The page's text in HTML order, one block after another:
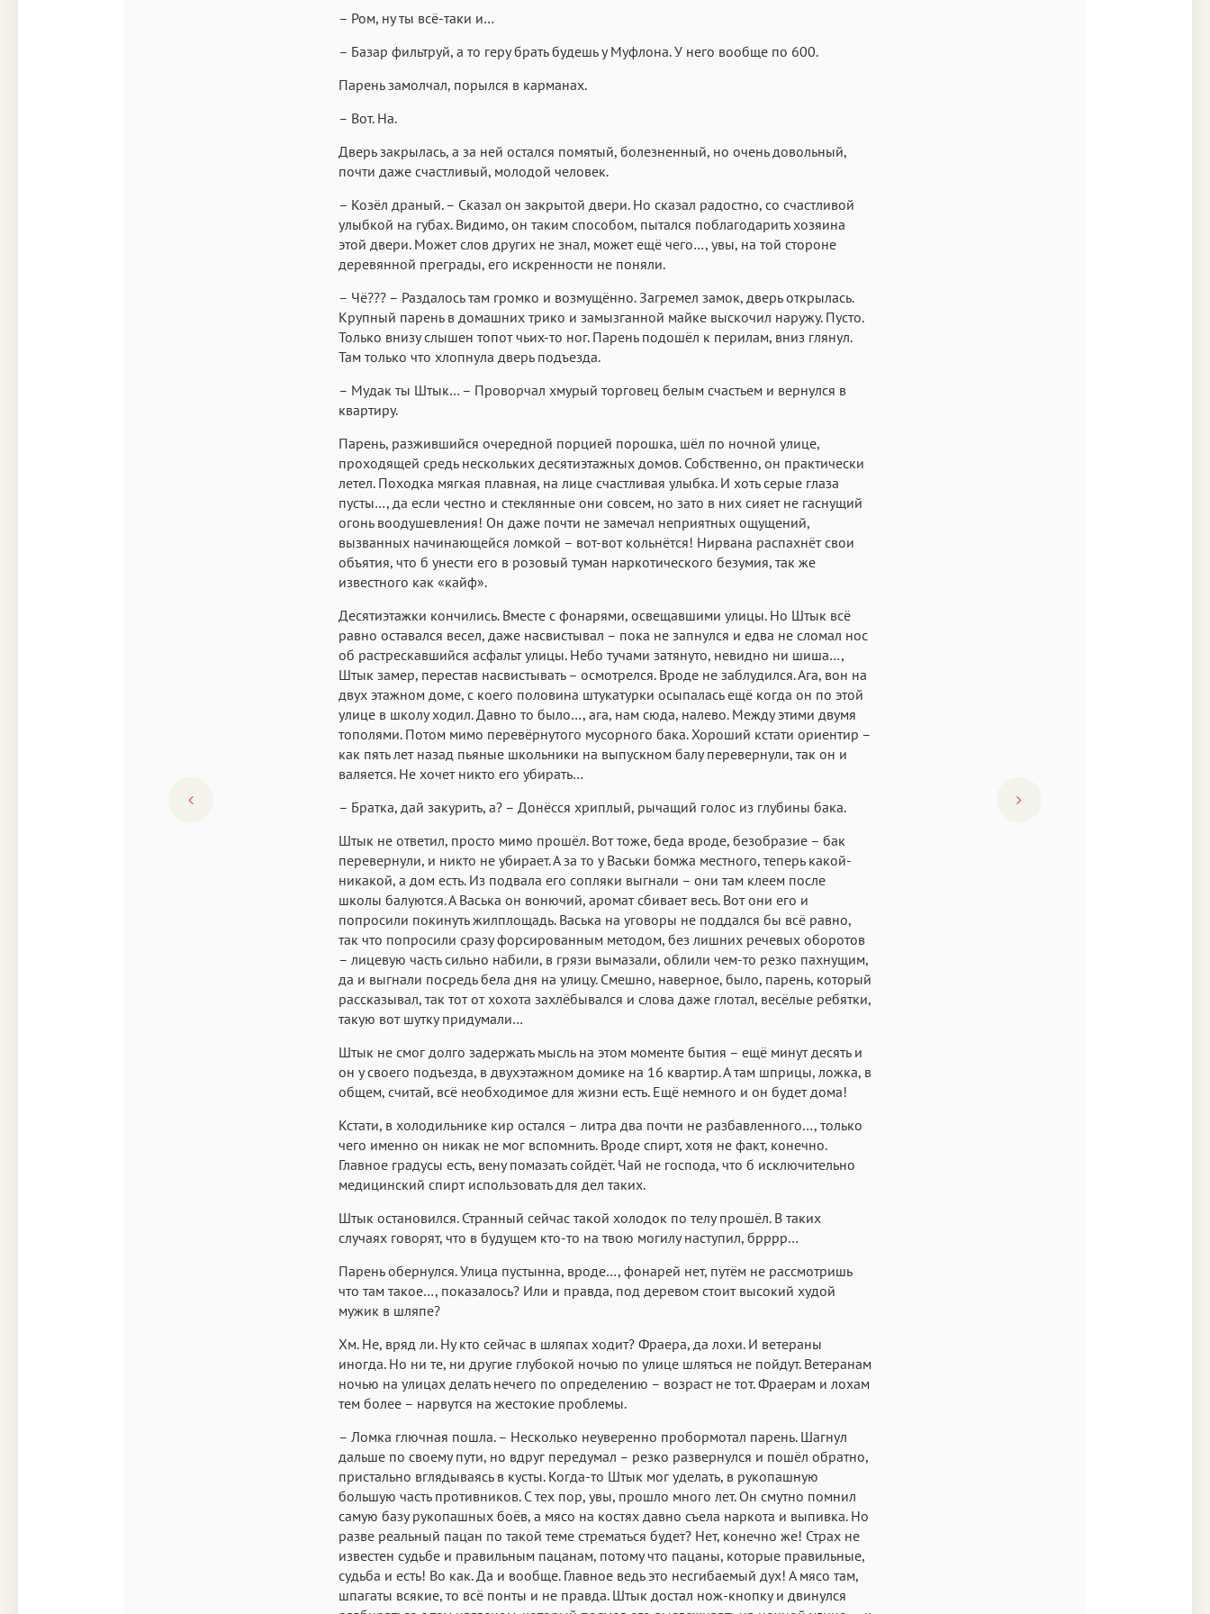
Аа
Helvetica Neue Arial Georgia Times New Roman
Аа
– Ром, ну ты всё-таки и…
– Базар фильтруй, а то геру брать будешь у Муфлона. У него вообще по 600.
Парень замолчал, порылся в карманах.
– Вот. На.
Дверь закрылась, а за ней остался помятый, болезненный, но очень довольный,
почти даже счастливый, молодой человек.
– Козёл драный. – Сказал он закрытой двери. Но сказал радостно, со счастливой
улыбкой на губах. Видимо, он таким способом, пытался поблагодарить хозяина
этой двери. Может слов других не знал, может ещё чего…, увы, на той стороне
деревянной преграды, его искренности не поняли.
– Чё??? – Раздалось там громко и возмущённо. Загремел замок, дверь открылась.
Крупный парень в домашних трико и замызганной майке выскочил наружу. Пусто.
Только внизу слышен топот чьих-то ног. Парень подошёл к перилам, вниз глянул.
Там только что хлопнула дверь подъезда.
– Мудак ты Штык… – Проворчал хмурый торговец белым счастьем и вернулся в
квартиру.
Парень, разжившийся очередной порцией порошка, шёл по ночной улице,
проходящей средь нескольких десятиэтажных домов. Собственно, он практически
летел. Походка мягкая плавная, на лице счастливая улыбка. И хоть серые глаза
пусты…, да если честно и стеклянные они совсем, но зато в них сияет не гаснущий
огонь воодушевления! Он даже почти не замечал неприятных ощущений,
вызванных начинающейся ломкой – вот-вот кольнётся! Нирвана распахнёт свои
объятия, что б унести его в розовый туман наркотического безумия, так же
известного как «кайф».
Десятиэтажки кончились. Вместе с фонарями, освещавшими улицы. Но Штык всё
равно оставался весел, даже насвистывал – пока не запнулся и едва не сломал нос
об растрескавшийся асфальт улицы. Небо тучами затянуто, невидно ни шиша…,
Штык замер, перестав насвистывать – осмотрелся. Вроде не заблудился. Ага, вон на
двух этажном доме, с коего половина штукатурки осыпалась ещё когда он по этой
улице в школу ходил. Давно то было…, ага, нам сюда, налево. Между этими двумя
тополями. Потом мимо перевёрнутого мусорного бака. Хороший кстати ориентир –
как пять лет назад пьяные школьники на выпускном балу перевернули, так он и
валяется. Не хочет никто его убирать…
– Братка, дай закурить, а? – Донёсся хриплый, рычащий голос из глубины бака.
Штык не ответил, просто мимо прошёл. Вот тоже, беда вроде, безобразие – бак
перевернули, и никто не убирает. А за то у Васьки бомжа местного, теперь какой-
никакой, а дом есть. Из подвала его сопляки выгнали – они там клеем после
школы балуются. А Васька он вонючий, аромат сбивает весь. Вот они его и
попросили покинуть жилплощадь. Васька на уговоры не поддался бы всё равно,
так что попросили сразу форсированным методом, без лишних речевых оборотов
– лицевую часть сильно набили, в грязи вымазали, облили чем-то резко пахнущим,
да и выгнали посредь бела дня на улицу. Смешно, наверное, было, парень, который
рассказывал, так тот от хохота захлёбывался и слова даже глотал, весёлые ребятки,
такую вот шутку придумали…
Штык не смог долго задержать мысль на этом моменте бытия – ещё минут десять и
он у своего подъезда, в двухэтажном домике на 16 квартир. А там шприцы, ложка, в
общем, считай, всё необходимое для жизни есть. Ещё немного и он будет дома!
Кстати, в холодильнике кир остался – литра два почти не разбавленного…, только
чего именно он никак не мог вспомнить. Вроде спирт, хотя не факт, конечно.
Главное градусы есть, вену помазать сойдёт. Чай не господа, что б исключительно
медицинский спирт использовать для дел таких.
Штык остановился. Странный сейчас такой холодок по телу прошёл. В таких
случаях говорят, что в будущем кто-то на твою могилу наступил, брррр…
Парень обернулся. Улица пустынна, вроде…, фонарей нет, путём не рассмотришь
что там такое…, показалось? Или и правда, под деревом стоит высокий худой
мужик в шляпе?
Хм. Не, вряд ли. Ну кто сейчас в шляпах ходит? Фраера, да лохи. И ветераны
иногда. Но ни те, ни другие глубокой ночью по улице шляться не пойдут. Ветеранам
ночью на улицах делать нечего по определению – возраст не тот. Фраерам и лохам
тем более – нарвутся на жестокие проблемы.
– Ломка глючная пошла. – Несколько неуверенно пробормотал парень. Шагнул
дальше по своему пути, но вдруг передумал – резко развернулся и пошёл обратно,
пристально вглядываясь в кусты. Когда-то Штык мог уделать, в рукопашную
большую часть противников. С тех пор, увы, прошло много лет. Он смутно помнил
самую базу рукопашных боёв, а мясо на костях давно съела наркота и выпивка. Но
разве реальный пацан по такой теме стрематься будет? Нет, конечно же! Страх не
известен судьбе и правильным пацанам, потому что пацаны, которые правильные,
судьба и есть! Во как. Да и вообще. Главное ведь это несгибаемый дух! А мясо там,
шпагаты всякие, то всё понты и не правда. Штык достал нож-кнопку и двинулся